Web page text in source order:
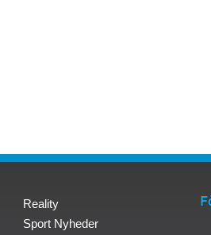
Reality
Sport Nyheder